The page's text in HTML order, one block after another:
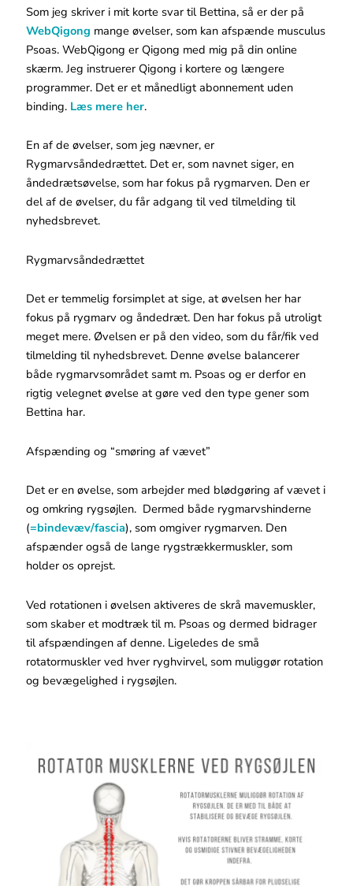
Som jeg skriver i mit korte svar til Bettina, så er der på
WebQigong mange øvelser, som kan afspænde musculus
Psoas. WebQigong er Qigong med mig på din online
skærm. Jeg instruerer Qigong i kortere og længere
programmer. Det er et månedligt abonnement uden
binding. Læs mere her.
En af de øvelser, som jeg nævner, er
Rygmarvsåndedrættet. Det er, som navnet siger, en
åndedrætsøvelse, som har fokus på rygmarven. Den er
del af de øvelser, du får adgang til ved tilmelding til
nyhedsbrevet.
Rygmarvsåndedrættet
Det er temmelig forsimplet at sige, at øvelsen her har
fokus på rygmarv og åndedræt. Den har fokus på utroligt
meget mere. Øvelsen er på den video, som du får/fik ved
tilmelding til nyhedsbrevet. Denne øvelse balancerer
både rygmarvsområdet samt m. Psoas og er derfor en
rigtig velegnet øvelse at gøre ved den type gener som
Bettina har.
Afspænding og “smøring af vævet”
Det er en øvelse, som arbejder med blødgøring af vævet i
og omkring rygsøjlen. Dermed både rygmarvshinderne
(=bindevæv/fascia), som omgiver rygmarven. Den
afspænder også de lange rygstrækkermuskler, som
holder os oprejst.
Ved rotationen i øvelsen aktiveres de skrå mavemuskler,
som skaber et modtræk til m. Psoas og dermed bidrager
til afspændingen af denne. Ligeledes de små
rotatormuskler ved hver ryghvirvel, som muliggør rotation
og bevægelighed i rygsøjlen.